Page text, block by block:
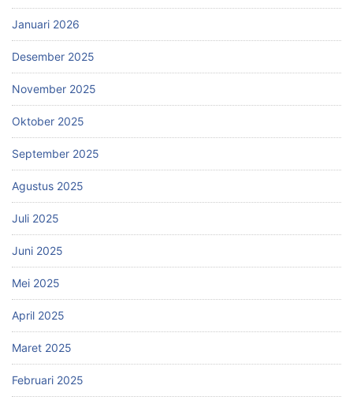
Januari 2026
Desember 2025
November 2025
Oktober 2025
September 2025
Agustus 2025
Juli 2025
Juni 2025
Mei 2025
April 2025
Maret 2025
Februari 2025